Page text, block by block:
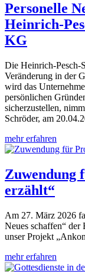
Personelle
Heinrich-
KG
Die Heinrich-
Veränderung in der
wird das
persönlichen
sicherzustellen,
Schröder, am
mehr erfahren
Zuwendung
erzählt“
Am 27. März 2026
Neues schaffen“
unser Projekt
mehr erfahren